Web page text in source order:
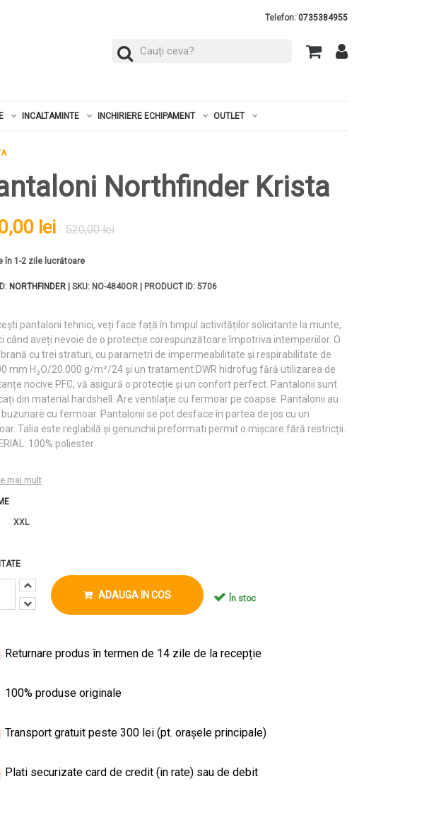
Telefon: 0735384955
INCALTAMINTE INCHIRIERE ECHIPAMENT OUTLET
Northfinder Krista
lei 520,00 lei
în 1-2 zile lucrătoare
NORTHFINDER | SKU: NO-4840OR | PRODUCT ID: 5706
pantaloni tehnici, veți face față în timpul activităților solicitante la munte,
când aveți nevoie de o protecție corespunzătoare împotriva intemperiilor. O
cu trei straturi, cu parametri de impermeabilitate și respirabilitate de
mm H₂O/20.000 g/m²/24 și un tratament DWR hidrofug fără utilizarea de
nocive PFC, vă asigură o protecție și un confort perfect. Pantalonii sunt
din material hardshell. Are ventilație cu fermoar pe coapse. Pantalonii au
buzunare cu fermoar. Pantalonii se pot desface în partea de jos cu un
Talia este reglabilă și genunchii preformati permit o mișcare fără restricții.
100% poliester
mai mult
XXL
ADAUGA IN COS În stoc
Returnare produs în termen de 14 zile de la recepție
100% produse originale
Transport gratuit peste 300 lei (pt. orașele principale)
Plati securizate card de credit (in rate) sau de debit